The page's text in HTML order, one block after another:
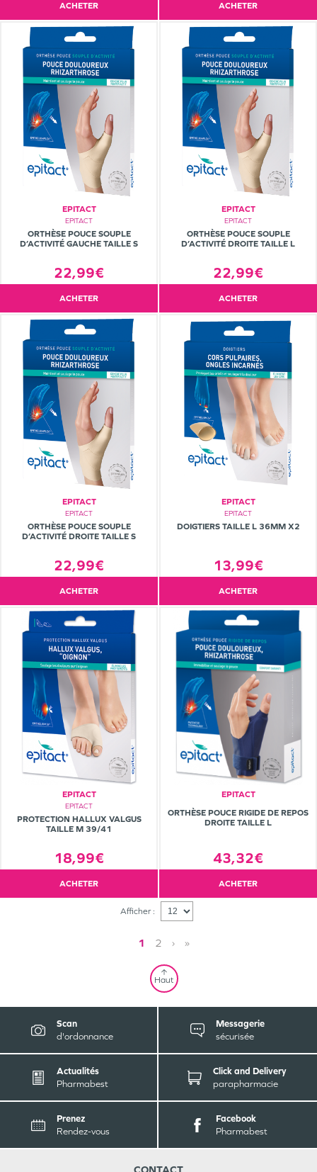
ACHETER ACHETER
EPITACT
EPITACT
ORTHÈSE POUCE SOUPLE
D’ACTIVITÉ GAUCHE TAILLE S
22,99€
ACHETER
EPITACT
EPITACT
ORTHÈSE POUCE SOUPLE
D’ACTIVITÉ DROITE TAILLE L
22,99€
ACHETER
EPITACT
EPITACT
ORTHÈSE POUCE SOUPLE
D’ACTIVITÉ DROITE TAILLE S
22,99€
ACHETER
EPITACT
EPITACT
DOIGTIERS TAILLE L 36MM X2
13,99€
ACHETER
EPITACT
EPITACT
PROTECTION HALLUX VALGUS
TAILLE M 39/41
18,99€
ACHETER
EPITACT
ORTHÈSE POUCE RIGIDE DE REPOS
DROITE TAILLE L
43,32€
ACHETER
Afficher :
1 2 › »
Haut
Scan
d'ordonnance
Messagerie
sécurisée
Actualités
Pharmabest
Click and Delivery
parapharmacie
Prenez
Rendez-vous
Facebook
Pharmabest
CONTACT